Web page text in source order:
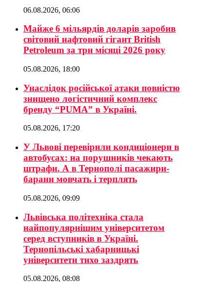
06.08.2026, 06:06
Майже 6 мільярдів доларів заробив
світовий нафтовий гігант British
Petroleum за три місяці 2026 року
05.08.2026, 18:00
Унаслідок російської атаки повністю
знищено логістичний комплекс
бренду “PUMA” в Україні.
05.08.2026, 17:20
У Львові перевірили кондиціонери в
автобусах: на порушників чекають
штрафи. А в Тернополі пасажири-
барани мовчать і терплять
05.08.2026, 09:09
Львівська політехніка стала
найпопулярнішим університетом
серед вступників в Україні.
Тернопільські хабарницькі
університети тихо заздрять
05.08.2026, 08:08